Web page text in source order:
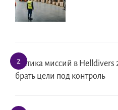
Тактика миссий в Helldivers
брать цели под контроль